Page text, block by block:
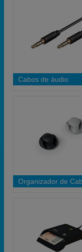
Cabos de áudio
Organizador de